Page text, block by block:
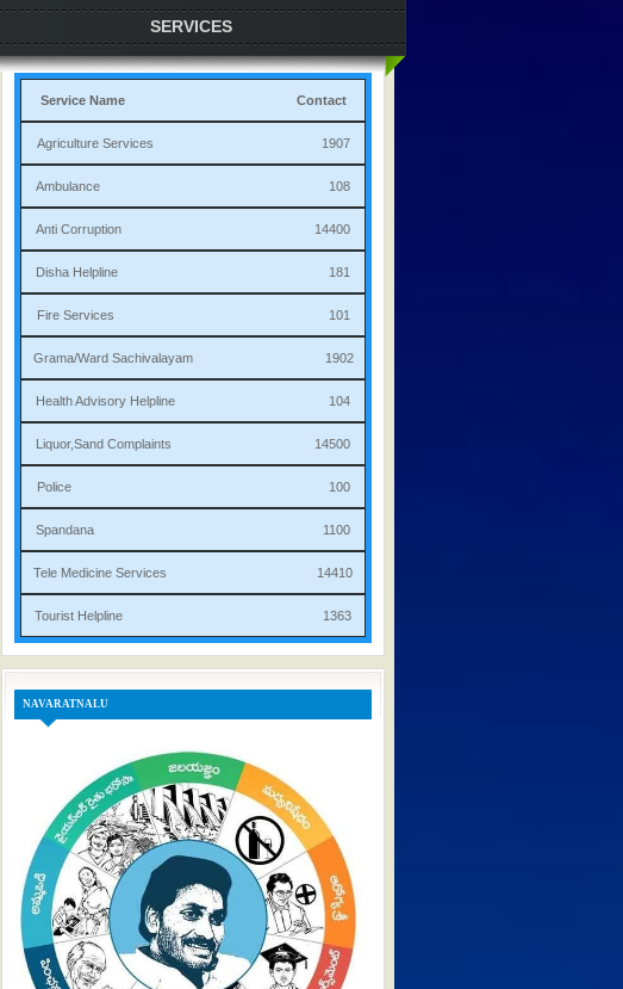
SERVICES
Service Name Contact
Agriculture Services 1907
Ambulance 108
Anti Corruption 14400
Disha Helpline 181
Fire Services 101
Grama/Ward Sachivalayam 1902
Health Advisory Helpline 104
Liquor,Sand Complaints 14500
Police 100
Spandana 1100
Tele Medicine Services 14410
Tourist Helpline 1363
NAVARATNALU